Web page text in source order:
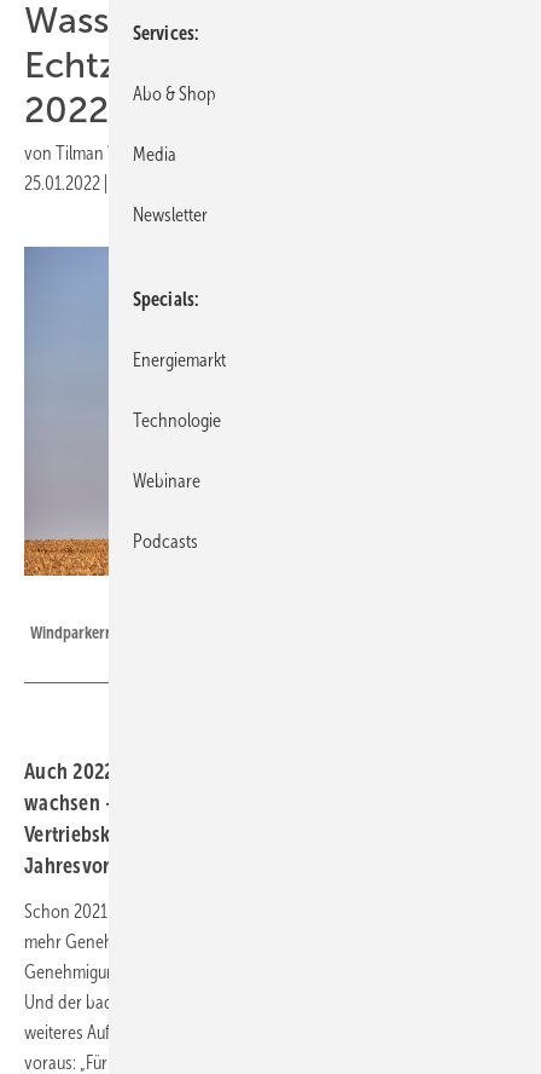
Wasserstoff und
Echtzeitsteuerung: So wird
2022
von Tilman Weber
25.01.2022
Windparkerrichtung mit Enercon-Anlagen
Auch 2022 wird der deutsche Windenergiemarkt
wachsen – Unternehmen bereiten neue
Vertriebskonzepte vor. Die Ergänzung zur
Jahresvorschau im Heft.
Schon 2021 hat der Bremer Windparkprojektierer
mehr Genehmigungen erhalten als in den Vorjahren“:
Genehmigungen zum Bau neuer Windparks in Deutschland an Land.
Und der baden-württembergische Energieversorger
weiteres Auftauen des Marktes beim Ausbau der Windkraft an Land
voraus: „Für das Jahr 2022 erwarten wir ein weiteres Anziehen der
Services
Abo & Shop
Media
Newsletter
Specials
Energiemarkt
Technologie
Webinare
Podcasts